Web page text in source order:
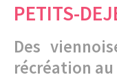
PETITS-
Des
récréation